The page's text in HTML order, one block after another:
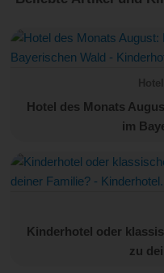
Hotel des Monats
im
Kinderhotel oder
zu